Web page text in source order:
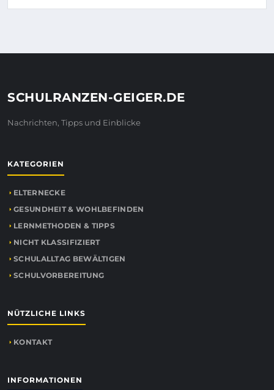
SCHULRANZEN-GEIGER.DE
Nachrichten, Tipps und Einblicke
KATEGORIEN
ELTERNECKE
GESUNDHEIT & WOHLBEFINDEN
LERNMETHODEN & TIPPS
NICHT KLASSIFIZIERT
SCHULALLTAG BEWÄLTIGEN
SCHULVORBEREITUNG
NÜTZLICHE LINKS
KONTAKT
INFORMATIONEN